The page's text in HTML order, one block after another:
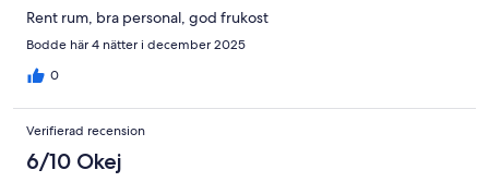
Rent rum, bra personal, god frukost
Bodde här 4 nätter i december 2025
0
Verifierad recension
6/10 Okej